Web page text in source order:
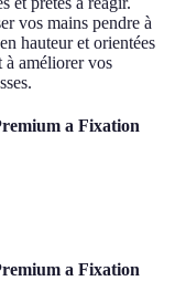
vos mains pendre à
hauteur et orientées
à améliorer vos
a Fixation
a Fixation